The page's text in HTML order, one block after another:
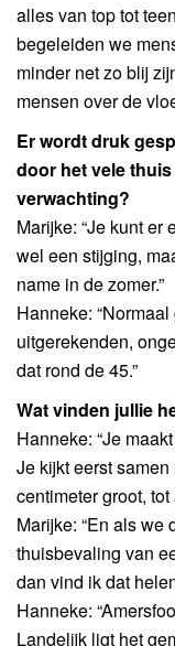
alles van top tot
begeleiden we
minder net zo blij
mensen over de
Er wordt druk
door het vele
verwachting?
Marijke: “Je kunt
wel een stijging,
name in de zomer.”
Hanneke:
uitgerekenden,
dat rond de 45.”
Wat vinden jullie
Hanneke: “Je
Je kijkt eerst
centimeter groot,
Marijke: “En als we
thuisbevaling van
dan vind ik dat
Hanneke:
Landelijk ligt het